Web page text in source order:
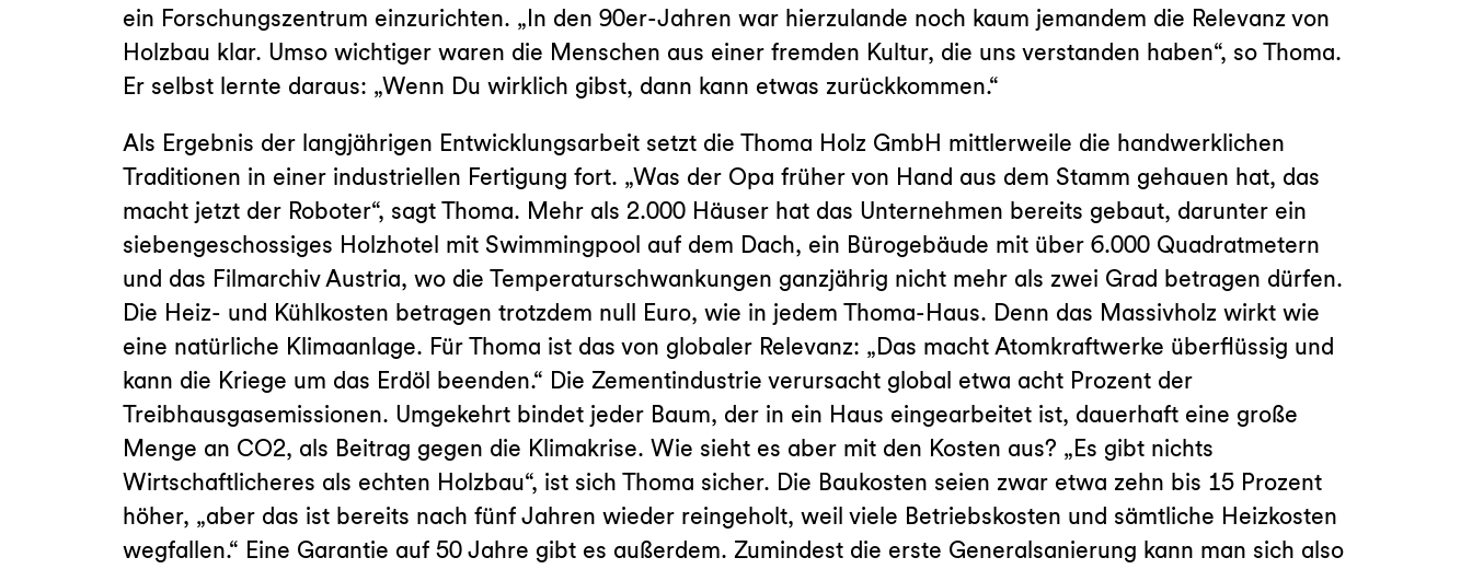
ein Forschungszentrum einzurichten. „In den 90er-Jahren war hierzulande noch kaum jemandem die Relevanz von
Holzbau klar. Umso wichtiger waren die Menschen aus einer fremden Kultur, die uns verstanden haben“, so Thoma.
Er selbst lernte daraus: „Wenn Du wirklich gibst, dann kann etwas zurückkommen.“
Als Ergebnis der langjährigen Entwicklungsarbeit setzt die Thoma Holz GmbH mittlerweile die handwerklichen
Traditionen in einer industriellen Fertigung fort. „Was der Opa früher von Hand aus dem Stamm gehauen hat, das
macht jetzt der Roboter“, sagt Thoma. Mehr als 2.000 Häuser hat das Unternehmen bereits gebaut, darunter ein
siebengeschossiges Holzhotel mit Swimmingpool auf dem Dach, ein Bürogebäude mit über 6.000 Quadratmetern
und das Filmarchiv Austria, wo die Temperaturschwankungen ganzjährig nicht mehr als zwei Grad betragen dürfen.
Die Heiz- und Kühlkosten betragen trotzdem null Euro, wie in jedem Thoma-Haus. Denn das Massivholz wirkt wie
eine natürliche Klimaanlage. Für Thoma ist das von globaler Relevanz: „Das macht Atomkraftwerke überflüssig und
kann die Kriege um das Erdöl beenden.“ Die Zementindustrie verursacht global etwa acht Prozent der
Treibhausgasemissionen. Umgekehrt bindet jeder Baum, der in ein Haus eingearbeitet ist, dauerhaft eine große
Menge an CO2, als Beitrag gegen die Klimakrise. Wie sieht es aber mit den Kosten aus? „Es gibt nichts
Wirtschaftlicheres als echten Holzbau“, ist sich Thoma sicher. Die Baukosten seien zwar etwa zehn bis 15 Prozent
höher, „aber das ist bereits nach fünf Jahren wieder reingeholt, weil viele Betriebskosten und sämtliche Heizkosten
wegfallen.“ Eine Garantie auf 50 Jahre gibt es außerdem. Zumindest die erste Generalsanierung kann man sich also